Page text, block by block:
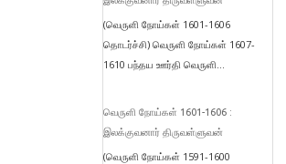
(வெருளி நோய்கள் 1601-1606
தொடர்ச்சி) வெருளி நோய்கள் 1607-
1610 பந்தய ஊர்தி வெருளி...
வெருளி நோய்கள் 1601-1606 :
இலக்குவனார் திருவள்ளுவன்
(வெருளி நோய்கள் 1591-1600